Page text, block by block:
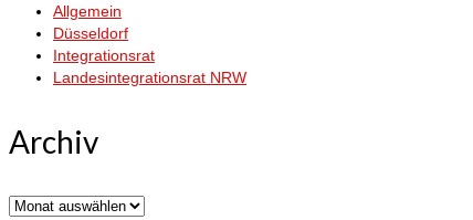
Allgemein
Düsseldorf
Integrationsrat
Landesintegrationsrat NRW
Archiv
Archiv